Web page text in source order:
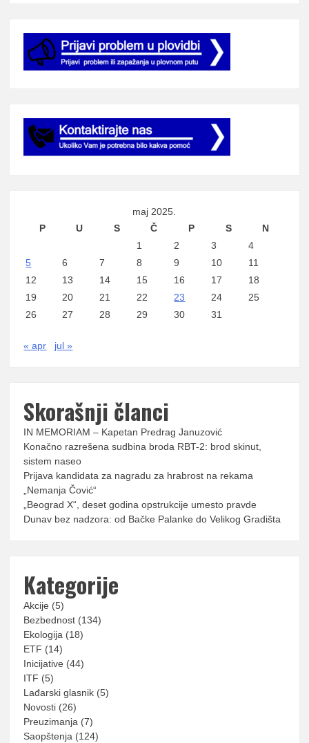
maj 2025.
P
U S Č P S
N
1
2 3
4
5
6 7 8 9 10
11
12
13 14 15 16 17
18
19
20 21 22 23 24
25
26
27 28 29 30 31
« apr jul »
Skorašnji članci
IN MEMORIAM – Kapetan Predrag Januzović
Konačno razrešena sudbina broda RBT-2: brod skinut,
sistem naseo
Prijava kandidata za nagradu za hrabrost na rekama
„Nemanja Čović“
„Beograd X“, deset godina opstrukcije umesto pravde
Dunav bez nadzora: od Bačke Palanke do Velikog Gradišta
Kategorije
Akcije (5)
Bezbednost (134)
Ekologija (18)
ETF (14)
Inicijative (44)
ITF (5)
Lađarski glasnik (5)
Novosti (26)
Preuzimanja (7)
Saopštenja (124)